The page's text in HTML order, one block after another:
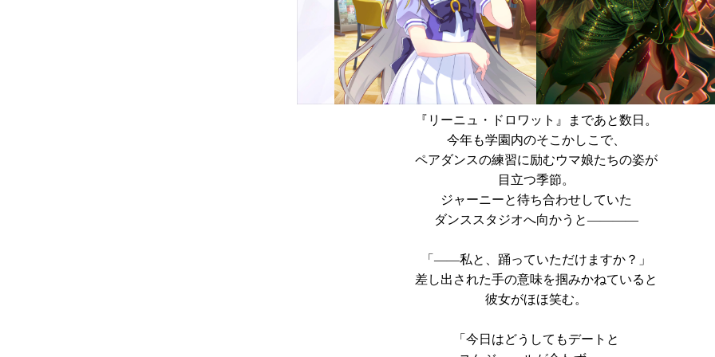
『リーニュ・ドロワット』まであと数日。
今年も学園内のそこかしこで、
ペアダンスの練習に励むウマ娘たちの姿が
目立つ季節。
ジャーニーと待ち合わせしていた
ダンススタジオへ向かうと――――
「――私と、踊っていただけますか？」
差し出された手の意味を掴みかねていると
彼女がほほ笑む。
「今日はどうしてもデートと